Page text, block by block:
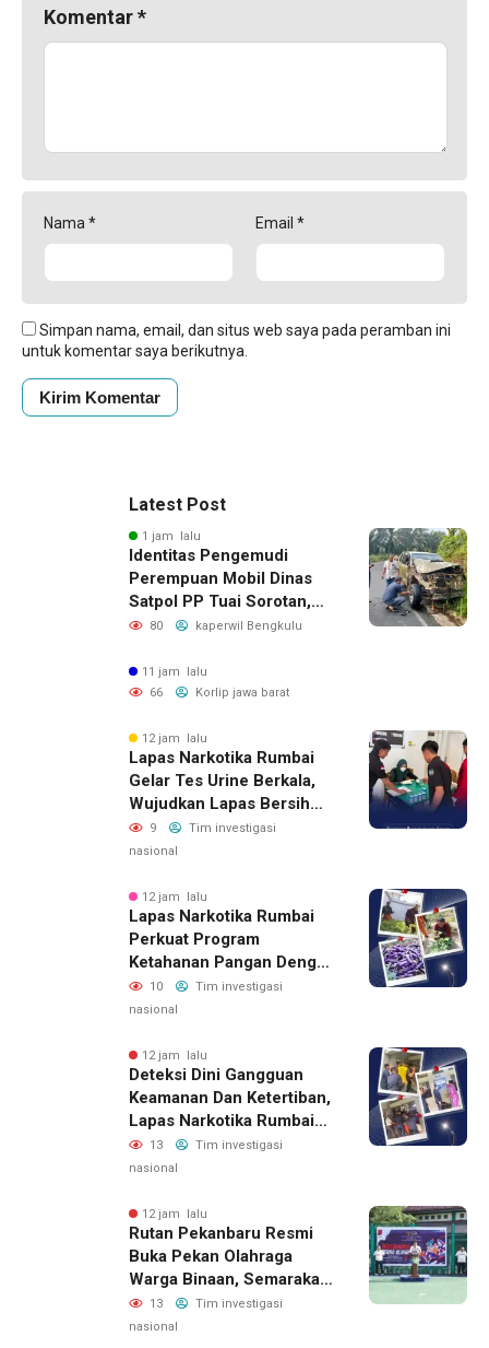
Komentar*
Nama * Email *
Simpan nama, email, dan situs web saya pada peramban ini
untuk komentar saya berikutnya.
Latest Post
1 jam lalu
Identitas Pengemudi
Perempuan Mobil Dinas
Satpol PP Tuai Sorotan,
Publik Pertanyakan Izin
80 kaperwil Bengkulu
11 jam lalu
66
Korlip jawa barat
12 jam lalu
Lapas Narkotika Rumbai
Gelar Tes Urine Berkala,
Wujudkan Lapas Bersih
Dari Narkoba
9
Tim investigasi
nasional
12 jam lalu
Lapas Narkotika Rumbai
Perkuat Program
Ketahanan Pangan Dengan
Memanen Terong
10
Tim investigasi
nasional
12 jam lalu
Deteksi Dini Gangguan
Keamanan Dan Ketertiban,
Lapas Narkotika Rumbai
Gelar Razia Rutin Blok
Hunian
13
Tim investigasi
nasional
12 jam lalu
Rutan Pekanbaru Resmi
Buka Pekan Olahraga
Warga Binaan, Semarakan
HUT RI Ke-81
13
Tim investigasi
nasional